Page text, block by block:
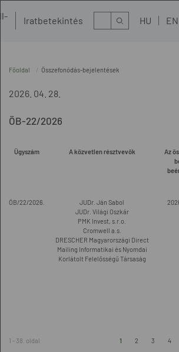
Iratbetekintés Kereső HU EN
Főoldal Összefonódás-bejelentések
2026. 04. 28.
ÖB-22/2026
Ügyszám A közvetlen résztvevők
Az
ÖB/22/2026.
JUDr. Ján Sabol
JUDr. Világi Oszkár
PMK Invest, s.r.o.
Cromwell a.s.
DRESCHER Magyarországi Direct
Mailing Informatikai és Nyomdai
Korlátolt Felelősségű Társaság
1 - 38. oldal 1 2 3 4